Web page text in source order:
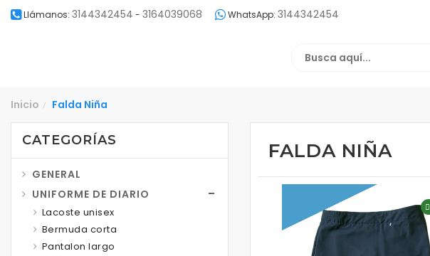
Llámanos: 3144342454 - 3164039068 WhatsApp: 3144342454
Inicio / Falda Niña
FALDA NIÑA
CATEGORÍAS
GENERAL
UNIFORME DE DIARIO
Lacoste unisex
Bermuda corta
Pantalon largo